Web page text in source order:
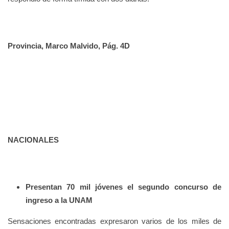
Provincia, Marco Malvido, Pág. 4D
NACIONALES
Presentan 70 mil jóvenes el segundo concurso de
ingreso a la UNAM
Sensaciones encontradas expresaron varios de los miles de